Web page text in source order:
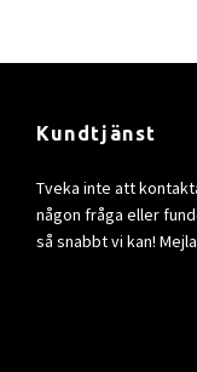
Kundtjänst
Tveka inte att
någon fråga eller
så snabbt vi kan! Mejla